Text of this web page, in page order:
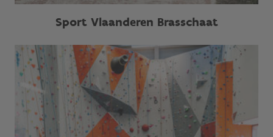
Sport Vlaanderen Brasschaat